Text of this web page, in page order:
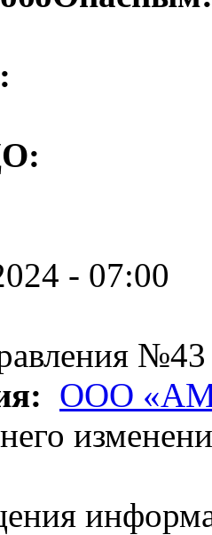
- 07:00
№43
ООО